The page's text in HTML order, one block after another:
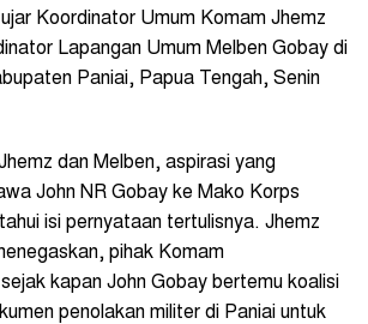
Koordinator Umum Komam Jhemz
Lapangan Umum Melben Gobay di
Paniai, Papua Tengah, Senin
dan Melben, aspirasi yang
John NR Gobay ke Mako Korps
isi pernyataan tertulisnya. Jhemz
pihak Komam
kapan John Gobay bertemu koalisi
penolakan militer di Paniai untuk